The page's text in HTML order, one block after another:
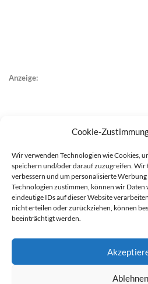
Cookie-
Wir verwenden Technologien wie Cookies,
speichern und/oder darauf zuzugreifen. Wir
verbessern und um personalisierte Werbung
Technologien zustimmen, können wir Daten
eindeutige IDs auf dieser Website
nicht erteilen oder zurückziehen, können
beeinträchtigt werden.
Ablehnen
Anzeige: